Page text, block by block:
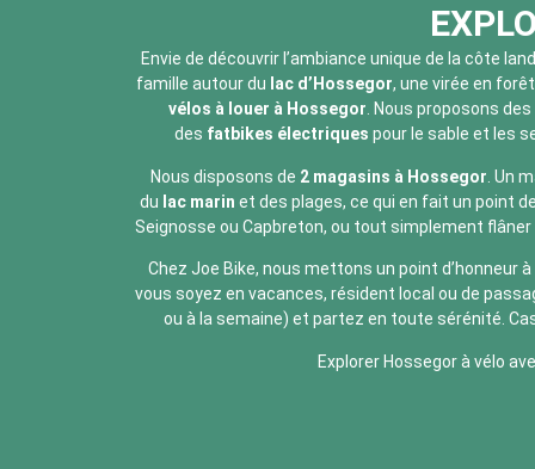
Envie de découvrir l’ambiance unique de la côte
famille autour du lac d’Hossegor, une virée en
vélos à louer à Hossegor. Nous proposons des
des fatbikes électriques pour le sable et les
Nous disposons de 2 magasins à Hossegor . Un
du lac marin et des plages, ce qui en fait un point
Seignosse ou Capbreton, ou tout simplement
Chez Joe Bike, nous mettons un point d’honneur
vous soyez en vacances, résident local ou de
ou à la semaine) et partez en toute sérénité.
Explorer Hossegor à vélo